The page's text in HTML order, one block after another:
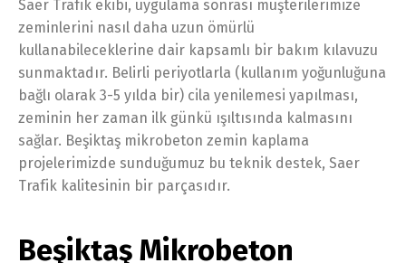
Saer Trafik ekibi, uygulama sonrası müşterilerimize
zeminlerini nasıl daha uzun ömürlü
kullanabileceklerine dair kapsamlı bir bakım kılavuzu
sunmaktadır. Belirli periyotlarla (kullanım yoğunluğuna
bağlı olarak 3-5 yılda bir) cila yenilemesi yapılması,
zeminin her zaman ilk günkü ışıltısında kalmasını
sağlar. Beşiktaş mikrobeton zemin kaplama
projelerimizde sunduğumuz bu teknik destek, Saer
Trafik kalitesinin bir parçasıdır.
Beşiktaş Mikrobeton